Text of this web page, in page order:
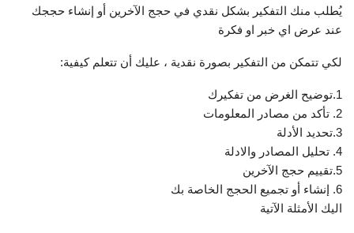
يُطلب منك التفكير بشكل نقدي في حجج الآخرين أو إنشاء حججك
عند عرض اي خبر او فكرة
لكي تتمكن من التفكير بصورة نقدية ، عليك أن تتعلم كيفية:
1.توضيح الغرض من تفكيرك
2. تأكد من مصادر المعلومات
3.تحديد الأدلة
4. تحليل المصادر والادلة
5.تقييم حجج الآخرين
6. إنشاء أو تجميع الحجج الخاصة بك
اليك الأمثلة الآتية